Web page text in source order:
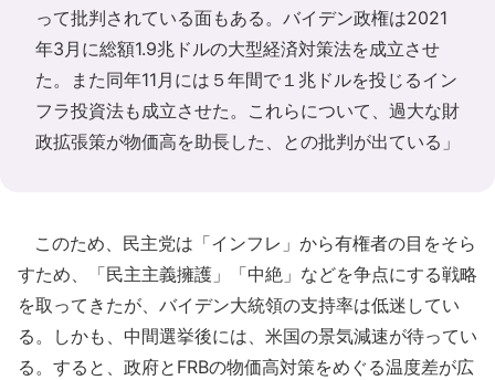
って批判されている面もある。バイデン政権は2021
年3月に総額1.9兆ドルの大型経済対策法を成立させ
た。また同年11月には５年間で１兆ドルを投じるイン
フラ投資法も成立させた。これらについて、過大な財
政拡張策が物価高を助長した、との批判が出ている」
このため、民主党は「インフレ」から有権者の目をそら
すため、「民主主義擁護」「中絶」などを争点にする戦略
を取ってきたが、バイデン大統領の支持率は低迷してい
る。しかも、中間選挙後には、米国の景気減速が待ってい
る。すると、政府とFRBの物価高対策をめぐる温度差が広